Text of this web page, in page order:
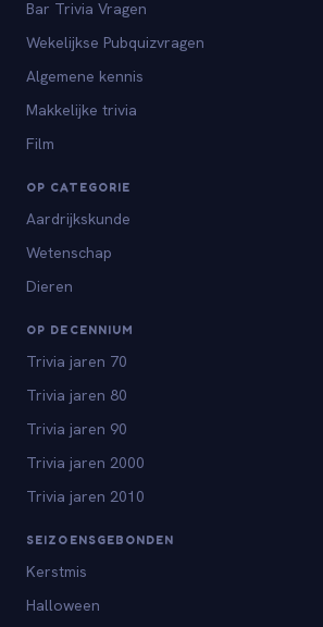
Bar Trivia Vragen
Wekelijkse Pubquizvragen
Algemene kennis
Makkelijke trivia
Film
OP CATEGORIE
Aardrijkskunde
Wetenschap
Dieren
OP DECENNIUM
Trivia jaren 70
Trivia jaren 80
Trivia jaren 90
Trivia jaren 2000
Trivia jaren 2010
SEIZOENSGEBONDEN
Kerstmis
Halloween